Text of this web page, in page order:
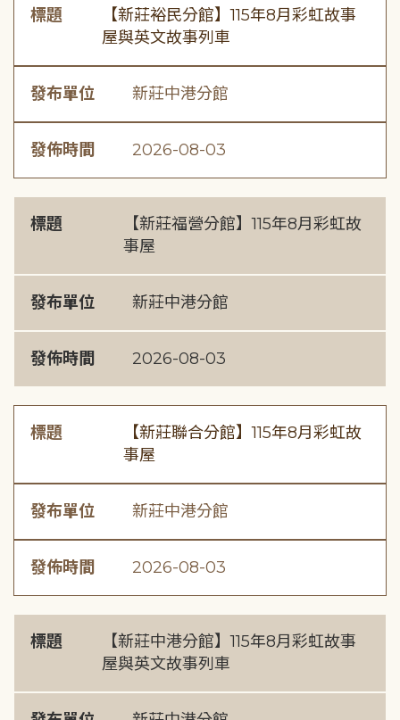
標題
【新莊裕民分館】115年8月彩虹故事
屋與英文故事列車
發布單位 新莊中港分館
發佈時間 2026-08-03
標題
【新莊福營分館】115年8月彩虹故
事屋
發布單位 新莊中港分館
發佈時間 2026-08-03
標題
【新莊聯合分館】115年8月彩虹故
事屋
發布單位 新莊中港分館
發佈時間 2026-08-03
標題
【新莊中港分館】115年8月彩虹故事
屋與英文故事列車